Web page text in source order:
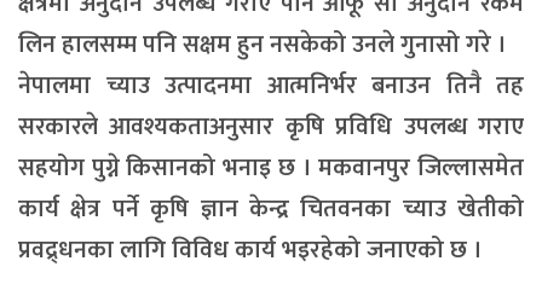
लिन हालसम्म पनि सक्षम हुन नसकेको उनले गुनासो गरे ।
नेपालमा च्याउ उत्पादनमा आत्मनिर्भर बनाउन तिनै तह
सरकारले आवश्यकताअनुसार कृषि प्रविधि उपलब्ध गराए
सहयोग पुग्ने किसानको भनाइ छ । मकवानपुर जिल्लासमेत
कार्य क्षेत्र पर्ने कृषि ज्ञान केन्द्र चितवनका च्याउ खेतीको
प्रवद्र्धनका लागि विविध कार्य भइरहेको जनाएको छ ।